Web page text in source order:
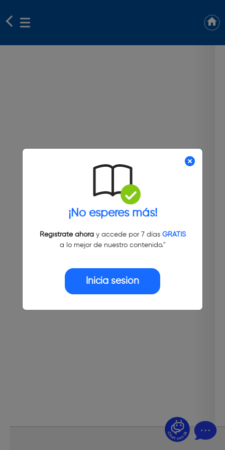
¡No esperes más!
Regístrate ahoray accede por 7 días GRATIS
a lo mejor de nuestro contenido."
Inicia sesión